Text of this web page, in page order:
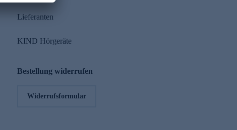
Lieferanten
KIND Hörgeräte
Bestellung widerrufen
Widerrufsformular